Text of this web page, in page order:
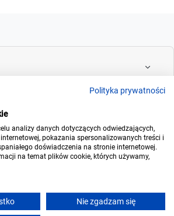
Polityka prywatności
analizy danych dotyczących odwiedzających,
pokazania spersonalizowanych treści i
doświadczenia na stronie internetowej.
na temat plików cookie, których używamy,
Nie zgadzam się